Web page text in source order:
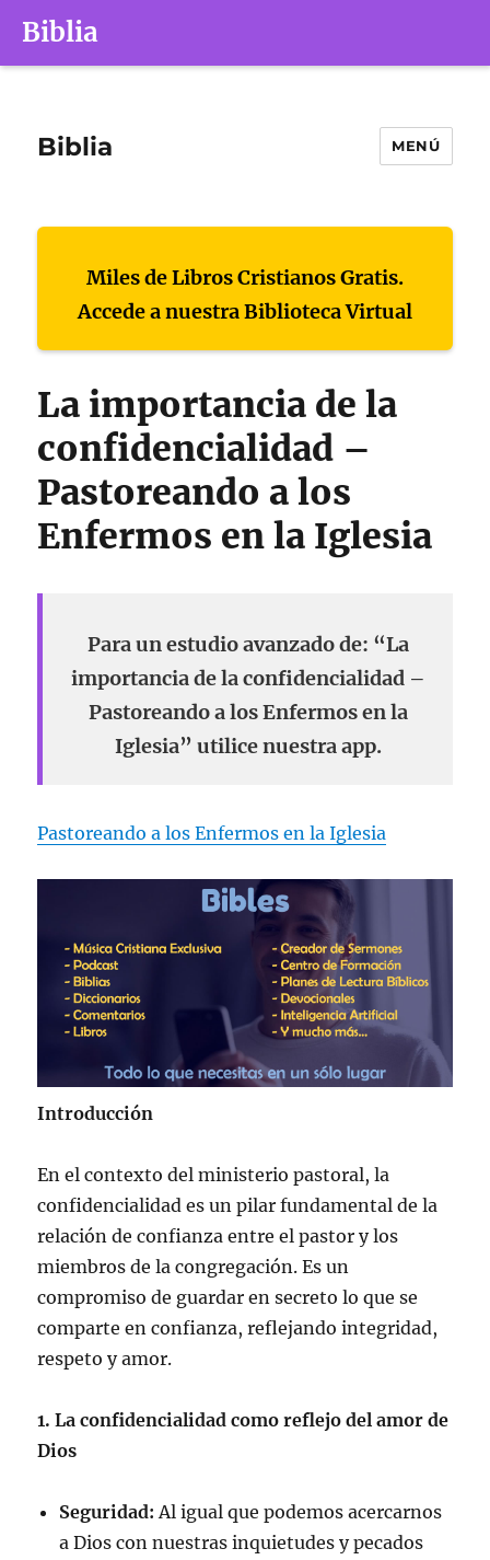
Biblia
Biblia MENÚ
Miles de Libros Cristianos Gratis.
Accede a nuestra Biblioteca Virtual
La importancia de la
confidencialidad –
Pastoreando a los
Enfermos en la Iglesia
Para un estudio avanzado de: “La
importancia de la confidencialidad –
Pastoreando a los Enfermos en la
Iglesia” utilice nuestra app.
Pastoreando a los Enfermos en la Iglesia
Introducción
En el contexto del ministerio pastoral, la
confidencialidad es un pilar fundamental de la
relación de confianza entre el pastor y los
miembros de la congregación. Es un
compromiso de guardar en secreto lo que se
comparte en confianza, reflejando integridad,
respeto y amor.
1. La confidencialidad como reflejo del amor de
Dios
Seguridad: Al igual que podemos acercarnos
a Dios con nuestras inquietudes y pecados